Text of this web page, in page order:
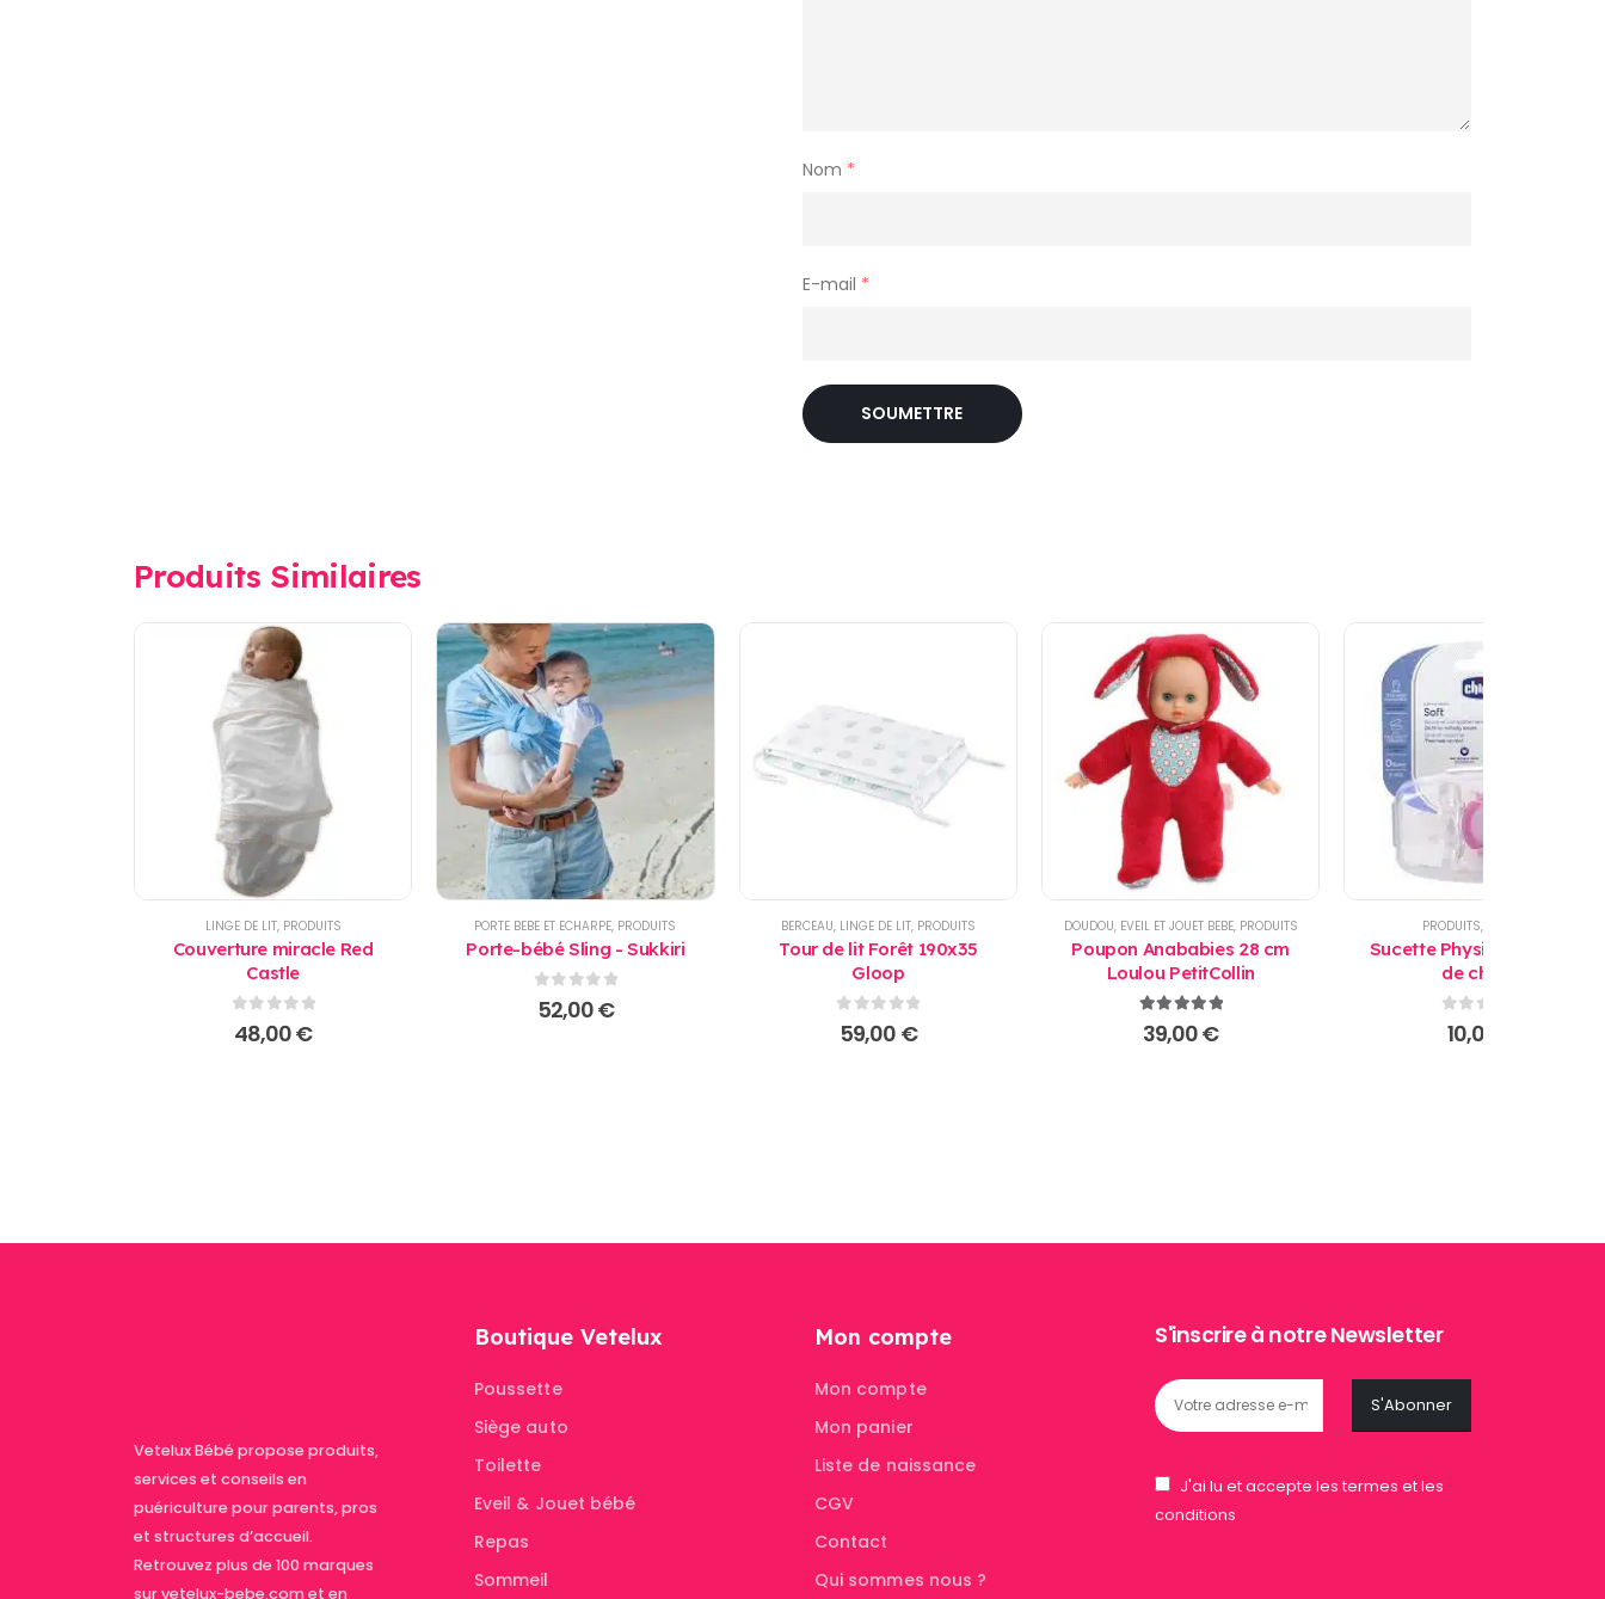
Nom *
E-mail *
Produits Similaires
LINGE DE LIT, PRODUITS
Couverture miracle Red
Castle
0sur 5
48,00€
PORTE BEBE ET ECHARPE, PRODUITS
Porte-bébé Sling - Sukkiri
0sur 5
52,00€
BERCEAU, LINGE DE LIT, PRODUITS
Tour de lit Forêt 190x35
Gloop
0sur 5
59,00 €
DOUDOU, EVEIL ET JOUET BEBE, PRODUITS
Poupon Anababies 28 cm
Loulou PetitCollin
5.00sur 5
39,00€
PRODUITS,
Sucette Physio Soft 6-12 M
de chicco
0sur 5
10,00
Vetelux Bébé propose produits,
services et conseils en
puériculture pour parents, pros
et structures d’accueil.
Retrouvez plus de 100 marques
sur vetelux-bebe.com et en
Boutique Vetelux
Poussette
Siège auto
Toilette
Eveil & Jouet bébé
Repas
Sommeil
Mon compte
Mon compte
Mon panier
Liste de naissance
CGV
Contact
Qui sommes nous ?
S'inscrire à notre Newsletter
J'ai lu et accepte les termes et les
conditions